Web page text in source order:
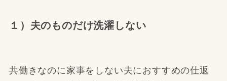
１）夫のものだけ洗濯しない
共働きなのに家事をしない夫におすすめの仕返